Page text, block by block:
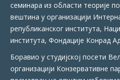
семинара из области теорије
вештина у организацији
републиканског института,
института, Фондације Конрад
Боравио у студијској посети
организацији Конзервативне